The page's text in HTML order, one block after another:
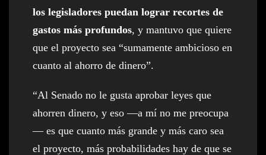
los legisladores puedan lograr recortes de
gastos más profundos, y mantuvo que quiere
que el proyecto sea “sumamente ambicioso en
cuanto al ahorro de dinero”.
“Al Senado no le gusta aprobar leyes que
ahorren dinero, y eso —a mí no me preocupa
— es que cuanto más grande y más caro sea
el proyecto, más probabilidades hay de que se